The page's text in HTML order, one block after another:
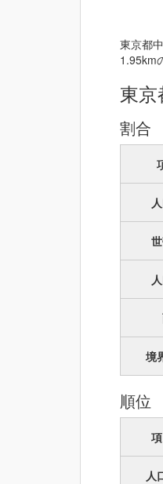
東京都
1.95km
東
割合
境
順位
人